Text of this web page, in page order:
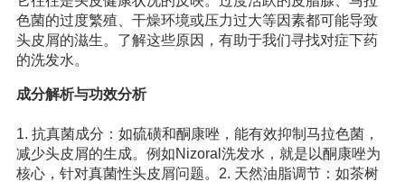
色菌的过度繁殖、干燥环境或压力过大等因素都可能导致
头皮屑的滋生。了解这些原因，有助于我们寻找对症下药
的洗发水。
成分解析与功效分析
1. 抗真菌成分：如硫磺和酮康唑，能有效抑制马拉色菌，
减少头皮屑的生成。例如Nizoral洗发水，就是以酮康唑为
核心，针对真菌性头皮屑问题。2. 天然油脂调节：如茶树